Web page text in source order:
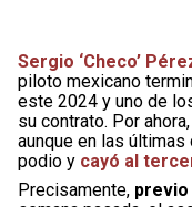
Sergio ‘Checo’
piloto mexicano
este 2024 y uno de
su contrato. Por
aunque en las
podio y cayó al
Precisamente, previo